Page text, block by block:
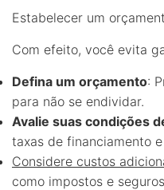
Estabelecer um
Com efeito, você evita
Defina um orçamento:
para não se endividar.
Avalie suas condições
taxas de financiamento e
Considere custos
como impostos e